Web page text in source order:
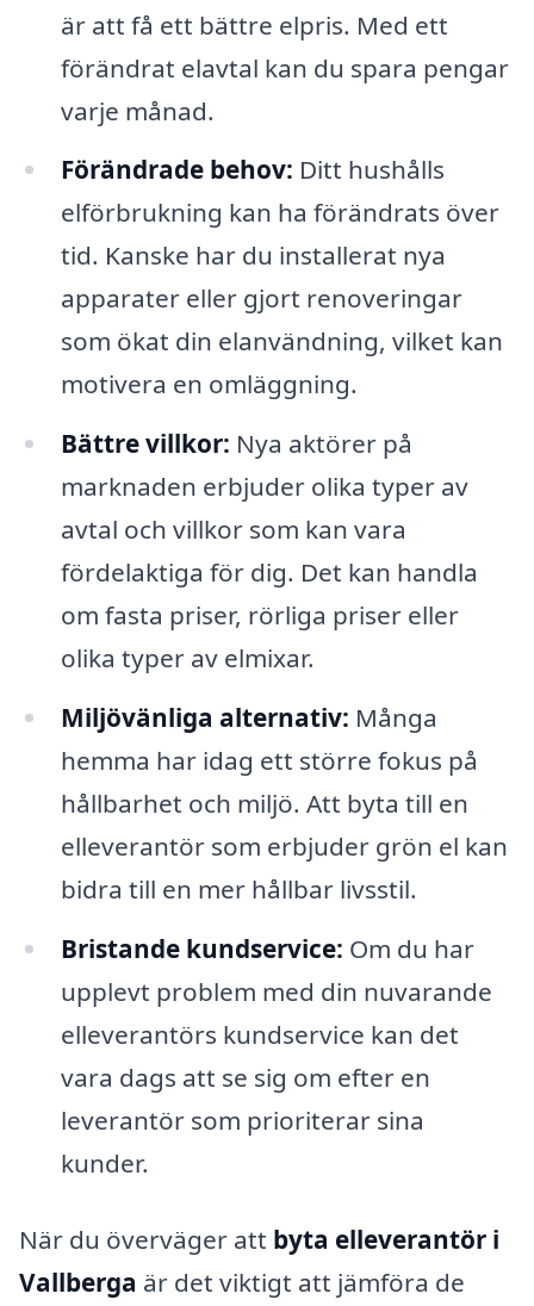
är att få ett bättre elpris. Med ett
förändrat elavtal kan du spara pengar
varje månad.
Förändrade behov: Ditt hushålls
elförbrukning kan ha förändrats över
tid. Kanske har du installerat nya
apparater eller gjort renoveringar
som ökat din elanvändning, vilket kan
motivera en omläggning.
Bättre villkor: Nya aktörer på
marknaden erbjuder olika typer av
avtal och villkor som kan vara
fördelaktiga för dig. Det kan handla
om fasta priser, rörliga priser eller
olika typer av elmixar.
Miljövänliga alternativ: Många
hemma har idag ett större fokus på
hållbarhet och miljö. Att byta till en
elleverantör som erbjuder grön el kan
bidra till en mer hållbar livsstil.
Bristande kundservice: Om du har
upplevt problem med din nuvarande
elleverantörs kundservice kan det
vara dags att se sig om efter en
leverantör som prioriterar sina
kunder.
När du överväger att byta elleverantör i
Vallberga är det viktigt att jämföra de